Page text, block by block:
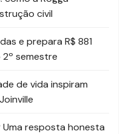
civil
e prepara R$ 881
semestre
de vida inspiram
resposta honesta